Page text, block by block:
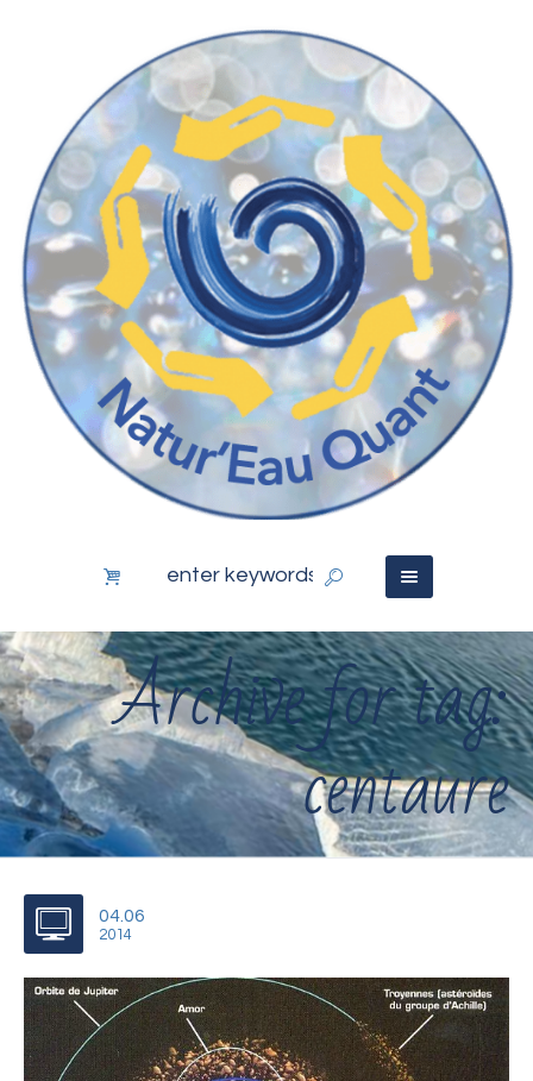
Archive for tag:
centaure
04.06
2014